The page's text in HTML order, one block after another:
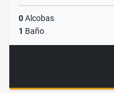
0Alcobas
1 Baño